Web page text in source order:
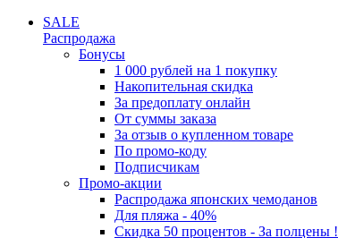
SALE
Распродажа
Бонусы
1 000 рублей на 1 покупку
Накопительная скидка
За предоплату онлайн
От суммы заказа
За отзыв о купленном товаре
По промо-коду
Подписчикам
Промо-акции
Распродажа японских чемоданов
Для пляжа - 40%
Скидка 50 процентов - За полцены !